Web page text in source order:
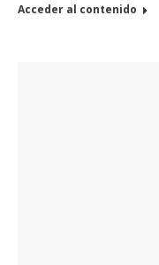
Acceder al contenido